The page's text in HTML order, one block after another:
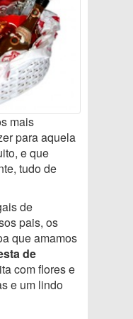
mais
para aquela
e que
tudo de
de
pais, os
que amamos
de
com flores e
e um lindo